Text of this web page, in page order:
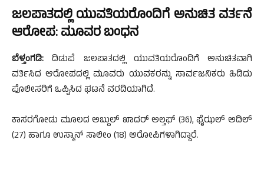
ಜಲಪಾತದಲ್ಲಿ ಯುವತಿಯರೊಂದಿಗೆ ಅನುಚಿತ ವರ್ತನೆ
ಆರೋಪ: ಮೂವರ ಬಂಧನ
ಬೆಳ್ತಂಗಡಿ: ದಿಡುಪೆ ಜಲಪಾತದಲ್ಲಿ ಯುವತಿಯರೊಂದಿಗೆ ಅನುಚಿತವಾಗಿ
ವರ್ತಿಸಿದ ಆರೋಪದಲ್ಲಿ ಮೂವರು ಯುವಕರನ್ನು ಸಾರ್ವಜನಿಕರು ಹಿಡಿದು
ಪೊಲೀಸರಿಗೆ ಒಪ್ಪಿಸಿದ ಘಟನೆ ವರದಿಯಾಗಿದೆ.
ಕಾಸರಗೋಡು ಮೂಲದ ಅಬ್ದುಲ್ ಖಾದರ್ ಅಲ್ತಫ್ (36), ಫೈಝಲ್ ಅದಿಲ್
(27) ಹಾಗೂ ಉಸ್ಮಾನ್ ಸಾಲೀಂ (18) ಆರೋಪಿಗಳಾಗಿದ್ದಾರೆ.